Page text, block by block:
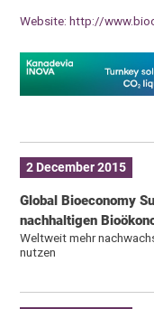
Website:http://
2 December 2015
Global Bioeconomy
nachhaltigen
Weltweit mehr
nutzen